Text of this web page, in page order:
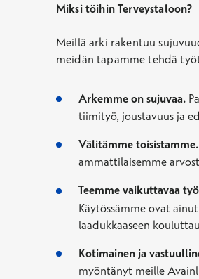
Miksi töihin Terveystaloon?
Meillä arki rakentuu
meidän tapamme tehdä
Arkemme on sujuvaa.
tiimityö, joustavuus ja
Välitämme toisistamme.
ammattilaisemme
Teemme vaikuttavaa
Käytössämme ovat
laadukkaaseen
Kotimainen ja
myöntänyt meille